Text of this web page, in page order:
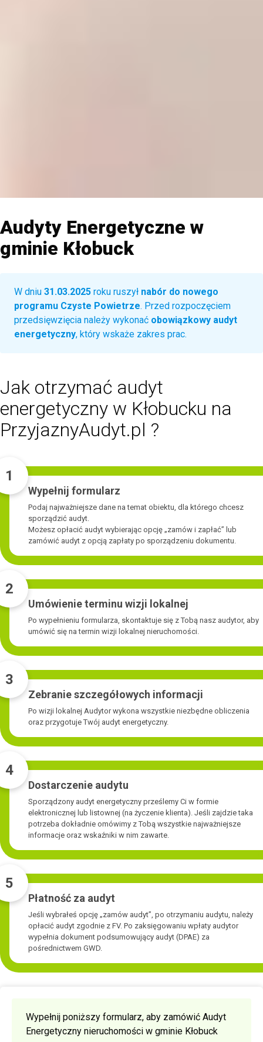
Audyty Energetyczne w
gminie Kłobuck
W dniu 31.03.2025 roku ruszył nabór do nowego
programu Czyste Powietrze. Przed rozpoczęciem
przedsięwzięcia należy wykonać obowiązkowy audyt
energetyczny, który wskaże zakres prac.
Jak otrzymać audyt
energetyczny w Kłobucku na
PrzyjaznyAudyt.pl ?
1
Wypełnij formularz
Podaj najważniejsze dane na temat obiektu, dla którego chcesz
sporządzić audyt.
Możesz opłacić audyt wybierając opcję „zamów i zapłać” lub
zamówić audyt z opcją zapłaty po sporządzeniu dokumentu.
2
Umówienie terminu wizji lokalnej
Po wypełnieniu formularza, skontaktuje się z Tobą nasz audytor, aby
umówić się na termin wizji lokalnej nieruchomości.
3
Zebranie szczegółowych informacji
Po wizji lokalnej Audytor wykona wszystkie niezbędne obliczenia
oraz przygotuje Twój audyt energetyczny.
4
Dostarczenie audytu
Sporządzony audyt energetyczny prześlemy Ci w formie
elektronicznej lub listownej (na życzenie klienta). Jeśli zajdzie taka
potrzeba dokładnie omówimy z Tobą wszystkie najważniejsze
informacje oraz wskaźniki w nim zawarte.
5
Płatność za audyt
Jeśli wybrałeś opcję „zamów audyt”, po otrzymaniu audytu, należy
opłacić audyt zgodnie z FV. Po zaksięgowaniu wpłaty audytor
wypełnia dokument podsumowujący audyt (DPAE) za
pośrednictwem GWD.
Wypełnij poniższy formularz, aby zamówić Audyt
Energetyczny nieruchomości w gminie Kłobuck